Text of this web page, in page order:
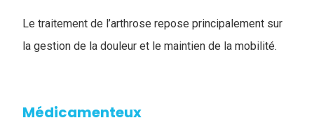
Le traitement de l’arthrose repose principalement sur
la gestion de la douleur et le maintien de la mobilité.
Médicamenteux